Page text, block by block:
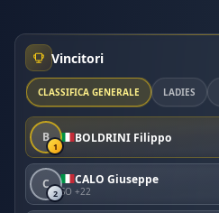
Vincitori
CLASSIFICA GENERALE LADIES
B
1
BOLDRINI Filippo
C
2
CALO Giuseppe
SO +22